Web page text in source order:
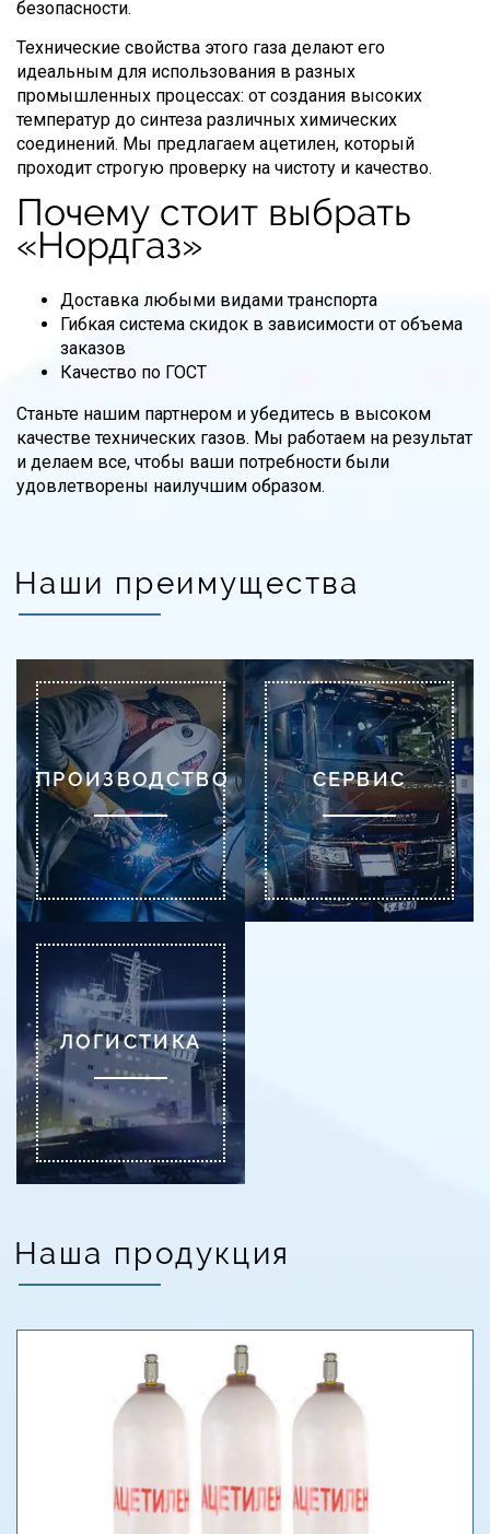
безопасности.
Технические свойства этого газа делают его
идеальным для использования в разных
промышленных процессах: от создания высоких
температур до синтеза различных химических
соединений. Мы предлагаем ацетилен, который
проходит строгую проверку на чистоту и качество.
Почему стоит выбрать
«Нордгаз»
Доставка любыми видами транспорта
Гибкая система скидок в зависимости от объема
заказов
Качество по ГОСТ
Станьте нашим партнером и убедитесь в высоком
качестве технических газов. Мы работаем на результат
и делаем все, чтобы ваши потребности были
удовлетворены наилучшим образом.
Наши преимущества
ПРОИЗВОДСТВО СЕРВИС
ЛОГИСТИКА
Наша продукция